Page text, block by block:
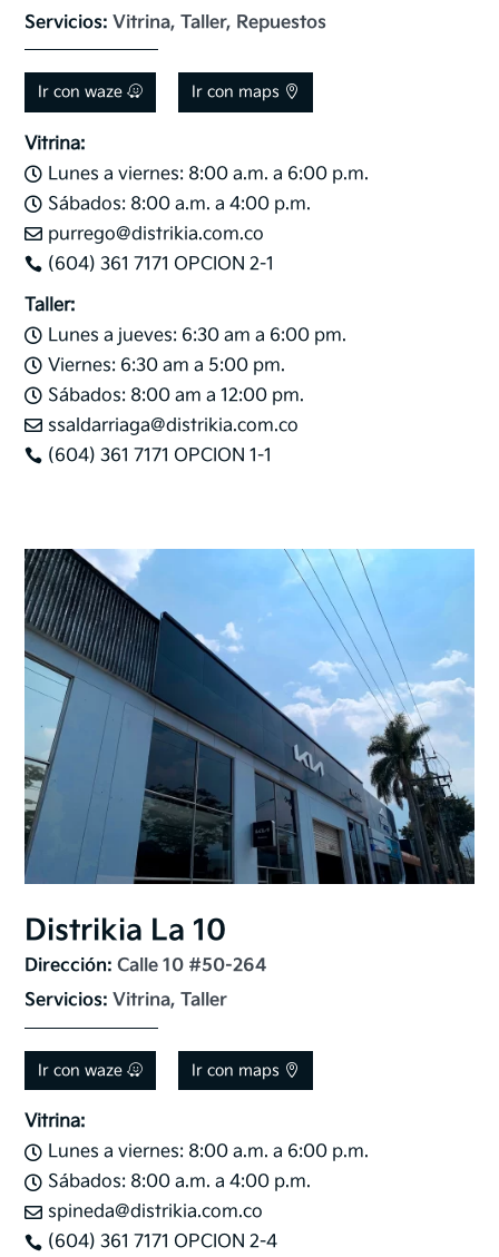
Servicios: Vitrina, Taller, Repuestos
Ir con waze Ir con maps
Vitrina:
 Lunes a viernes: 8:00 a.m. a 6:00 p.m.
 Sábados: 8:00 a.m. a 4:00 p.m.
 purrego@distrikia.com.co
 (604) 361 7171 OPCION 2-1
Taller:
 Lunes a jueves: 6:30 am a 6:00 pm.
 Viernes: 6:30 am a 5:00 pm.
 Sábados: 8:00 am a 12:00 pm.
 ssaldarriaga@distrikia.com.co
 (604) 361 7171 OPCION 1-1
Distrikia La 10
Dirección: Calle 10 #50-264
Servicios: Vitrina, Taller
Ir con waze Ir con maps
Vitrina:
 Lunes a viernes: 8:00 a.m. a 6:00 p.m.
 Sábados: 8:00 a.m. a 4:00 p.m.
 spineda@distrikia.com.co
 (604) 361 7171 OPCION 2-4